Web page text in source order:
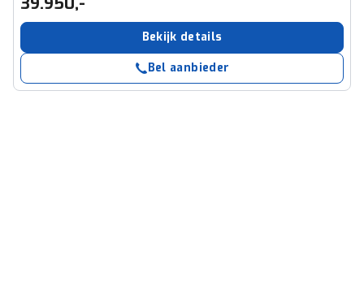
Bekijk details
Bel aanbieder